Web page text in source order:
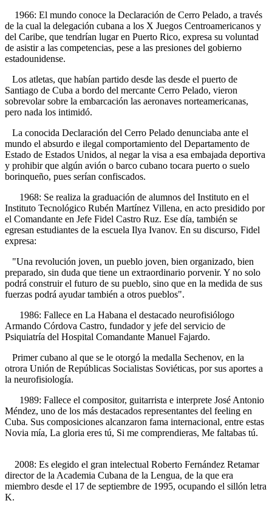
1966: El mundo conoce la Declaración de Cerro Pelado, a través
de la cual la delegación cubana a los X Juegos Centroamericanos y
del Caribe, que tendrían lugar en Puerto Rico, expresa su voluntad
de asistir a las competencias, pese a las presiones del gobierno
estadounidense.
Los atletas, que habían partido desde las desde el puerto de
Santiago de Cuba a bordo del mercante Cerro Pelado, vieron
sobrevolar sobre la embarcación las aeronaves norteamericanas,
pero nada los intimidó.
La conocida Declaración del Cerro Pelado denunciaba ante el
mundo el absurdo e ilegal comportamiento del Departamento de
Estado de Estados Unidos, al negar la visa a esa embajada deportiva
y prohibir que algún avión o barco cubano tocara puerto o suelo
borinqueño, pues serían confiscados.
1968: Se realiza la graduación de alumnos del Instituto en el
Instituto Tecnológico Rubén Martínez Villena, en acto presidido por
el Comandante en Jefe Fidel Castro Ruz. Ese día, también se
egresan estudiantes de la escuela Ilya Ivanov. En su discurso, Fidel
expresa:
"Una revolución joven, un pueblo joven, bien organizado, bien
preparado, sin duda que tiene un extraordinario porvenir. Y no solo
podrá construir el futuro de su pueblo, sino que en la medida de sus
fuerzas podrá ayudar también a otros pueblos".
1986: Fallece en La Habana el destacado neurofisiólogo
Armando Córdova Castro, fundador y jefe del servicio de
Psiquiatría del Hospital Comandante Manuel Fajardo.
Primer cubano al que se le otorgó la medalla Sechenov, en la
otrora Unión de Repúblicas Socialistas Soviéticas, por sus aportes a
la neurofisiología.
1989: Fallece el compositor, guitarrista e interprete José Antonio
Méndez, uno de los más destacados representantes del feeling en
Cuba. Sus composiciones alcanzaron fama internacional, entre estas
Novia mía, La gloria eres tú, Si me comprendieras, Me faltabas tú.
2008: Es elegido el gran intelectual Roberto Fernández Retamar
director de la Academia Cubana de la Lengua, de la que era
miembro desde el 17 de septiembre de 1995, ocupando el sillón letra
K.